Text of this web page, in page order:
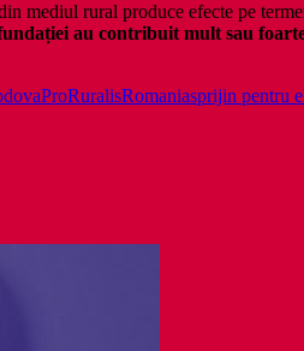
mediul rural produce efecte pe
au contribuit mult sau
ProRuralisRomaniasprijin pentru